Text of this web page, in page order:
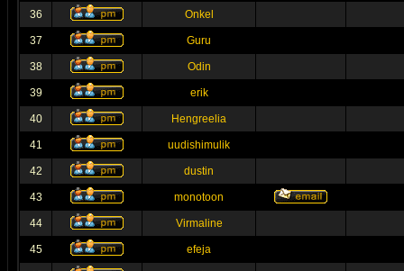
36 Onkel
37 Guru
38 Odin
39 erik
40 Hengreelia
41 uudishimulik
42 dustin
43 monotoon
44 Virmaline
45 efeja